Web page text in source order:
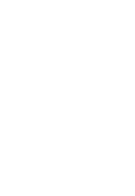
przygotować
dla